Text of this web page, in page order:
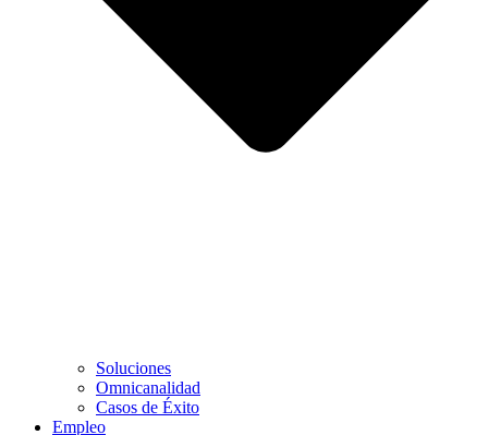
Soluciones
Omnicanalidad
Casos de Éxito
Empleo